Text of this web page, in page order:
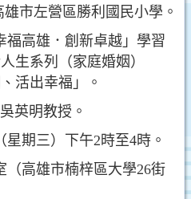
市左營區勝利國民小學。
福高雄．創新卓越」學習
生系列（家庭婚姻）
活出幸福」。
英明教授。
期三）下午2時至4時。
（高雄市楠梓區大學26街